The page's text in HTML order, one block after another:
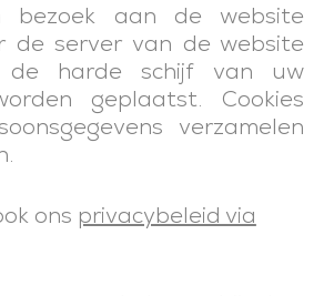
bezoek aan de website
de server van de website
de harde schijf van uw
geplaatst. Cookies
verzamelen
ons privacybeleid via